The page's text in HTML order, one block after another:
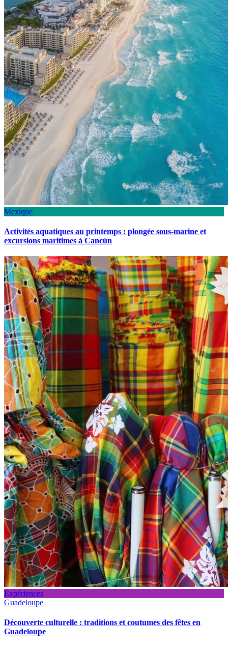
Mexique
Activités aquatiques au printemps : plongée sous-marine et
excursions maritimes à Cancún
Expériences
Guadeloupe
Découverte culturelle : traditions et coutumes des fêtes en
Guadeloupe